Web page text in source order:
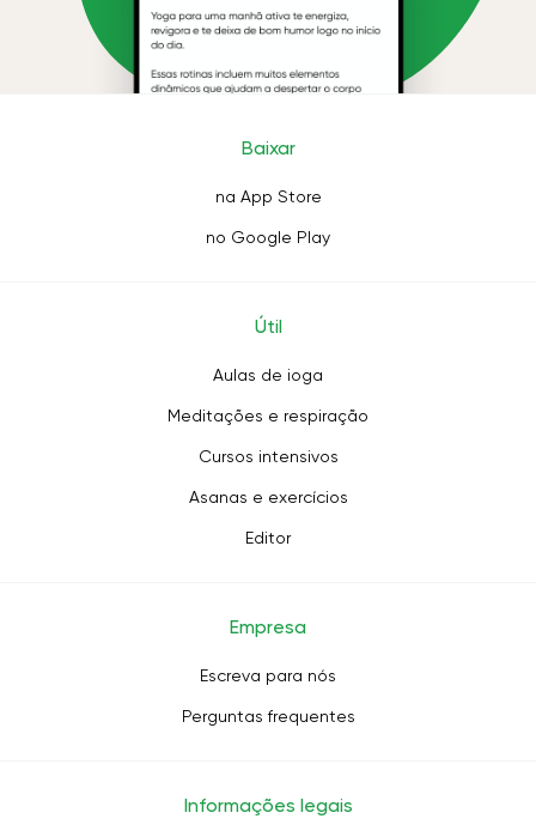
Baixar
na App Store
no Google Play
Útil
Aulas de ioga
Meditações e respiração
Cursos intensivos
Asanas e exercícios
Editor
Empresa
Escreva para nós
Perguntas frequentes
Informações legais